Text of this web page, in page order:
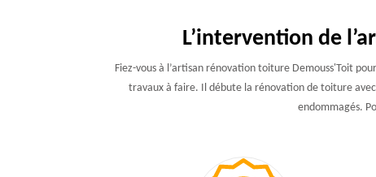
L’intervention de
Fiez-vous à l’artisan rénovation toiture Demouss'Toit
travaux à faire. Il débute la rénovation de toiture
endommagés.